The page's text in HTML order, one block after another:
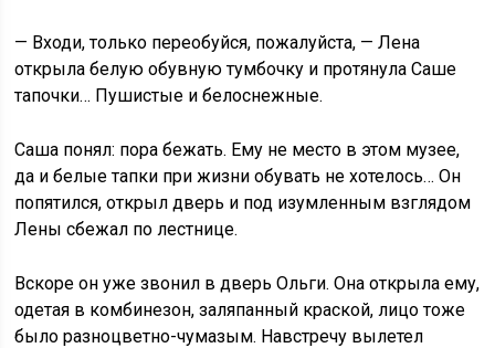
— Входи, только переобуйся, пожалуйста, — Лена
открыла белую обувную тумбочку и протянула Саше
тапочки… Пушистые и белоснежные.
Саша понял: пора бежать. Ему не место в этом музее,
да и белые тапки при жизни обувать не хотелось… Он
попятился, открыл дверь и под изумленным взглядом
Лены сбежал по лестнице.
Вскоре он уже звонил в дверь Ольги. Она открыла ему,
одетая в комбинезон, заляпанный краской, лицо тоже
было разноцветно-чумазым. Навстречу вылетел